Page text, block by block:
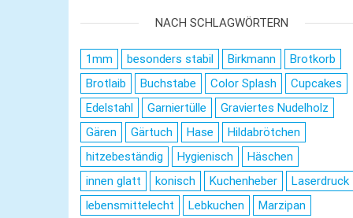
NACH SCHLAGWÖRTERN
1mm besonders stabil Birkmann
Brotkorb
Brotlaib
Buchstabe Color Splash
Cupcakes
Edelstahl
Garniertülle
Graviertes Nudelholz
Gären
Gärtuch Hase
Hildabrötchen
hitzebeständig
Hygienisch
Häschen
innen glatt
konisch Kuchenheber
Laserdruck
lebensmittelecht
Lebkuchen Marzipan